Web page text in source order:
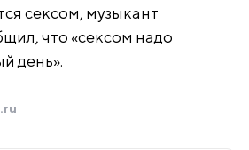
сексом, музыкант
что «сексом надо
день».